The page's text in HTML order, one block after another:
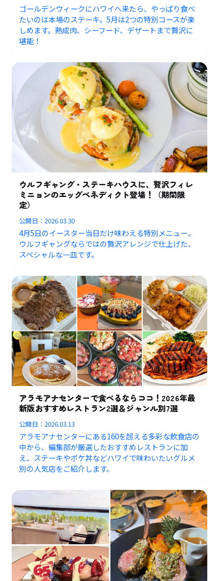
ゴールデンウィークにハワイへ来たら、やっぱり食べ
たいのは本場のステーキ。5月は2つの特別コースが楽
しめます。熟成肉、シーフード、デザートまで贅沢に
堪能！
ウルフギャング・ステーキハウスに、贅沢フィレ
ミニョンのエッグベネディクト登場！（期間限
定）
公開日：2026.03.30
4月5日のイースター当日だけ味わえる特別メニュー。
ウルフギャングならではの贅沢アレンジで仕上げた、
スペシャルな一皿です。
アラモアナセンターで食べるならココ！2026年最
新版おすすめレストラン2選＆ジャンル別7選
公開日：2026.03.13
アラモアナセンターにある160を超える多彩な飲食店の
中から、編集部が厳選したおすすめレストランに加
え、ステーキやポケ丼などハワイで味わいたいグルメ
別の人気店をご紹介します。